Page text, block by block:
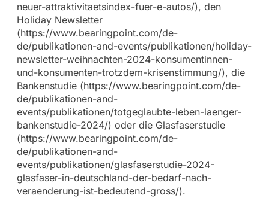
neuer-attraktivitaetsindex-fuer-e-autos/), den
Holiday Newsletter
(https://www.bearingpoint.com/de-
de/publikationen-and-events/publikationen/holiday-
newsletter-weihnachten-2024-konsumentinnen-
und-konsumenten-trotzdem-krisenstimmung/), die
Bankenstudie (https://www.bearingpoint.com/de-
de/publikationen-and-
events/publikationen/totgeglaubte-leben-laenger-
bankenstudie-2024/) oder die Glasfaserstudie
(https://www.bearingpoint.com/de-
de/publikationen-and-
events/publikationen/glasfaserstudie-2024-
glasfaser-in-deutschland-der-bedarf-nach-
veraenderung-ist-bedeutend-gross/).